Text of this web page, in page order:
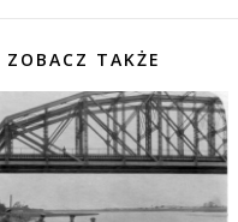
ZOBACZ TAKŻE